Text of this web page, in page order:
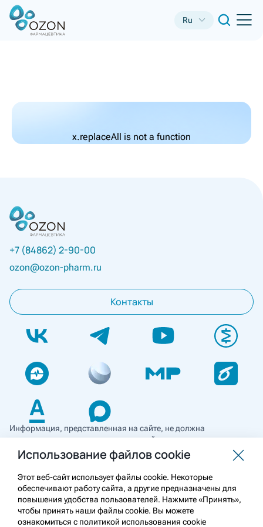
Ru
x.replaceAll is not a function
+7 (84862) 2-90-00
ozon@ozon-pharm.ru
Контакты
Информация, представленная на сайте, не должна
использоваться для самостоятельной диагностики и лечения
и не может служить заменой очной консультации врача. Перед
применением необходимо ознакомиться
с противопоказаниями препарата. Информация
о лекарственных средствах рецептурного отпуска
предназначена для медицинских и фармацевтических
работников.
Использование файлов cookie
Этот веб-сайт использует файлы cookie. Некоторые
обеспечивают работу сайта, а другие предназначены для
повышения удобства пользователей. Нажмите «Принять»,
чтобы принять наши файлы cookie. Вы можете
ознакомиться с политикой использования cookie